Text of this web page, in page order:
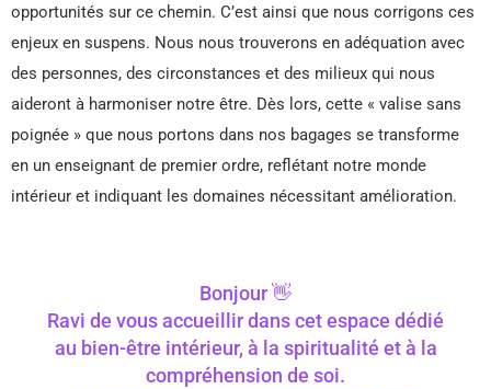
opportunités sur ce chemin. C’est ainsi que nous corrigons ces
enjeux en suspens. Nous nous trouverons en adéquation avec
des personnes, des circonstances et des milieux qui nous
aideront à harmoniser notre être. Dès lors, cette « valise sans
poignée » que nous portons dans nos bagages se transforme
en un enseignant de premier ordre, reflétant notre monde
intérieur et indiquant les domaines nécessitant amélioration.
Bonjour 👋
Ravi de vous accueillir dans cet espace dédié
au bien-être intérieur, à la spiritualité et à la
compréhension de soi.